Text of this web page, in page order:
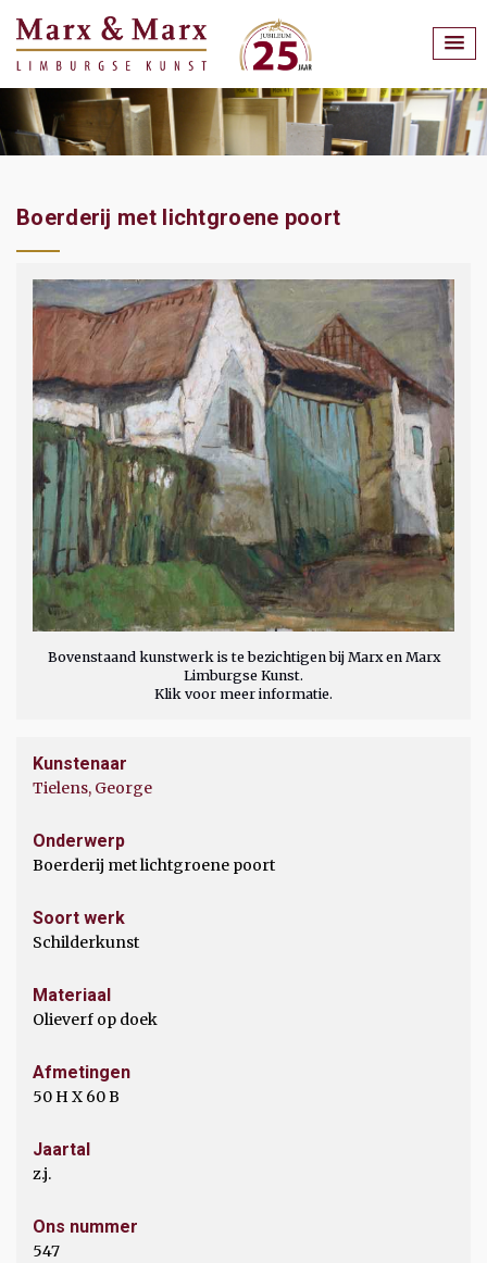
Boerderij met lichtgroene poort
Bovenstaand kunstwerk is te bezichtigen bij Marx en Marx
Limburgse Kunst.
Klik voor meer informatie.
Kunstenaar
Tielens, George
Onderwerp
Boerderij met lichtgroene poort
Soort werk
Schilderkunst
Materiaal
Olieverf op doek
Afmetingen
50 H X 60 B
Jaartal
z.j.
Ons nummer
547